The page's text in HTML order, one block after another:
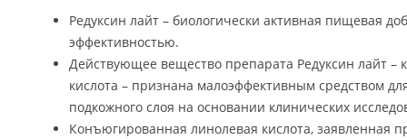
Редуксин лайт – биологически активная пищевая
эффективностью.
Действующее вещество препарата Редуксин лайт –
кислота – признана малоэффективным средством
подкожного слоя на основании клинических
Конъюгированная линолевая кислота, заявленная